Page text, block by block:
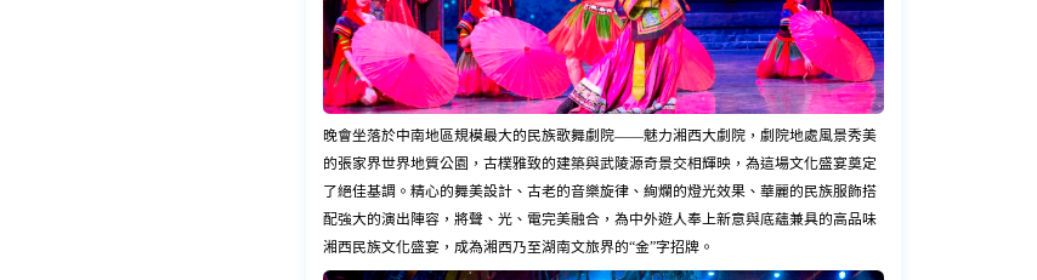
晚會坐落於中南地區規模最大的民族歌舞劇院——魅力湘西大劇院，劇院地處風景秀美
的張家界世界地質公園，古樸雅致的建築與武陵源奇景交相輝映，為這場文化盛宴奠定
了絕佳基調。精心的舞美設計、古老的音樂旋律、絢爛的燈光效果、華麗的民族服飾搭
配強大的演出陣容，將聲、光、電完美融合，為中外遊人奉上新意與底蘊兼具的高品味
湘西民族文化盛宴，成為湘西乃至湖南文旅界的“金”字招牌。